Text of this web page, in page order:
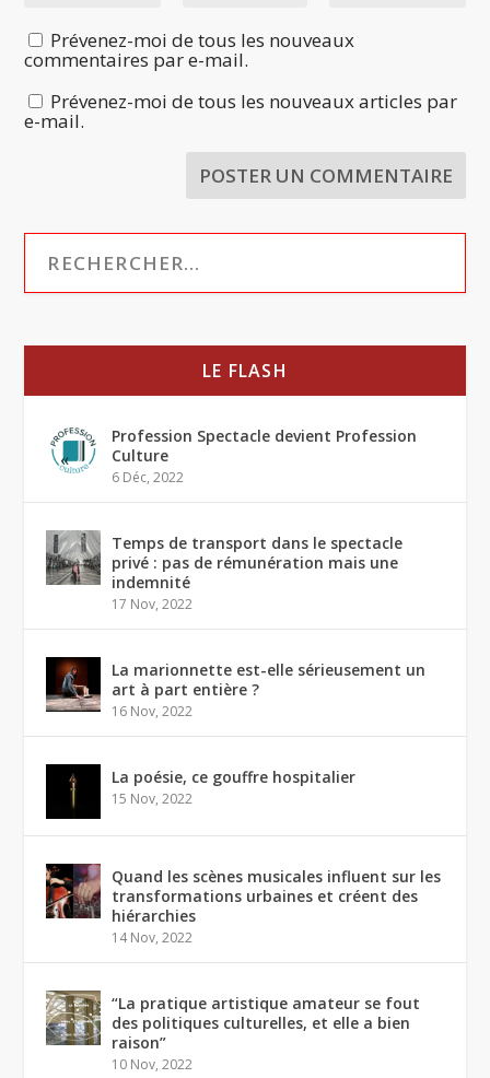
Prévenez-moi de tous les nouveaux
commentaires par e-mail.
Prévenez-moi de tous les nouveaux articles par
e-mail.
LE FLASH
Profession Spectacle devient Profession
Culture
6 Déc, 2022
Temps de transport dans le spectacle
privé : pas de rémunération mais une
indemnité
17 Nov, 2022
La marionnette est-elle sérieusement un
art à part entière ?
16 Nov, 2022
La poésie, ce gouffre hospitalier
15 Nov, 2022
Quand les scènes musicales influent sur les
transformations urbaines et créent des
hiérarchies
14 Nov, 2022
“La pratique artistique amateur se fout
des politiques culturelles, et elle a bien
raison”
10 Nov, 2022